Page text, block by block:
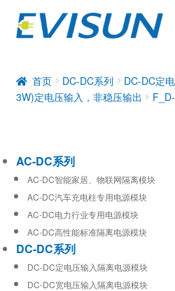
DC-DC系列
工业通信模块
首页 DC-DC系列 DC-DC定
3W)定电压输入，非稳压输出
AC-DC系列
AC-DC智能家居、物联网隔离模块
AC-DC汽车充电柱专用电源模块
AC-DC电力行业专用电源模块
AC-DC高性能标准隔离电源模块
DC-DC系列
DC-DC定电压输入隔离电源模块
DC-DC宽电压输入隔离电源模块